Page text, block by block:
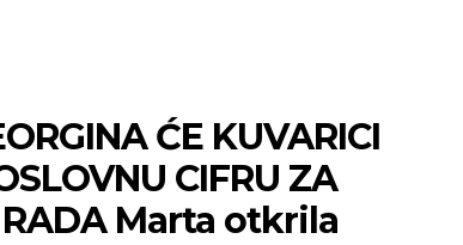
ĆE KUVARICI
CIFRU ZA
Marta otkrila